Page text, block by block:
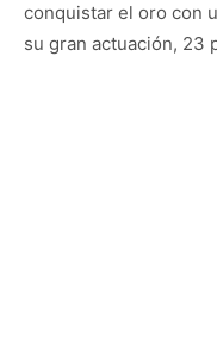
conquistar el oro con
su gran actuación, 23